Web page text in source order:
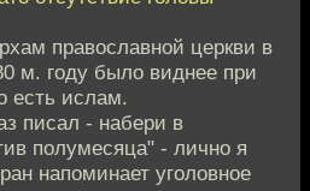
православной церкви в
м. году было виднее при
есть ислам.
писал - набери в
полумесяца" - лично я
напоминает уголовное